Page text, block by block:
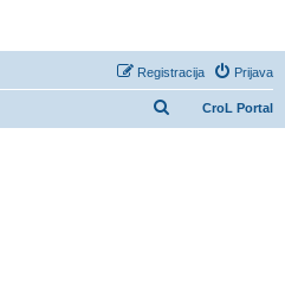
Prijava
Registracija
CroL Portal